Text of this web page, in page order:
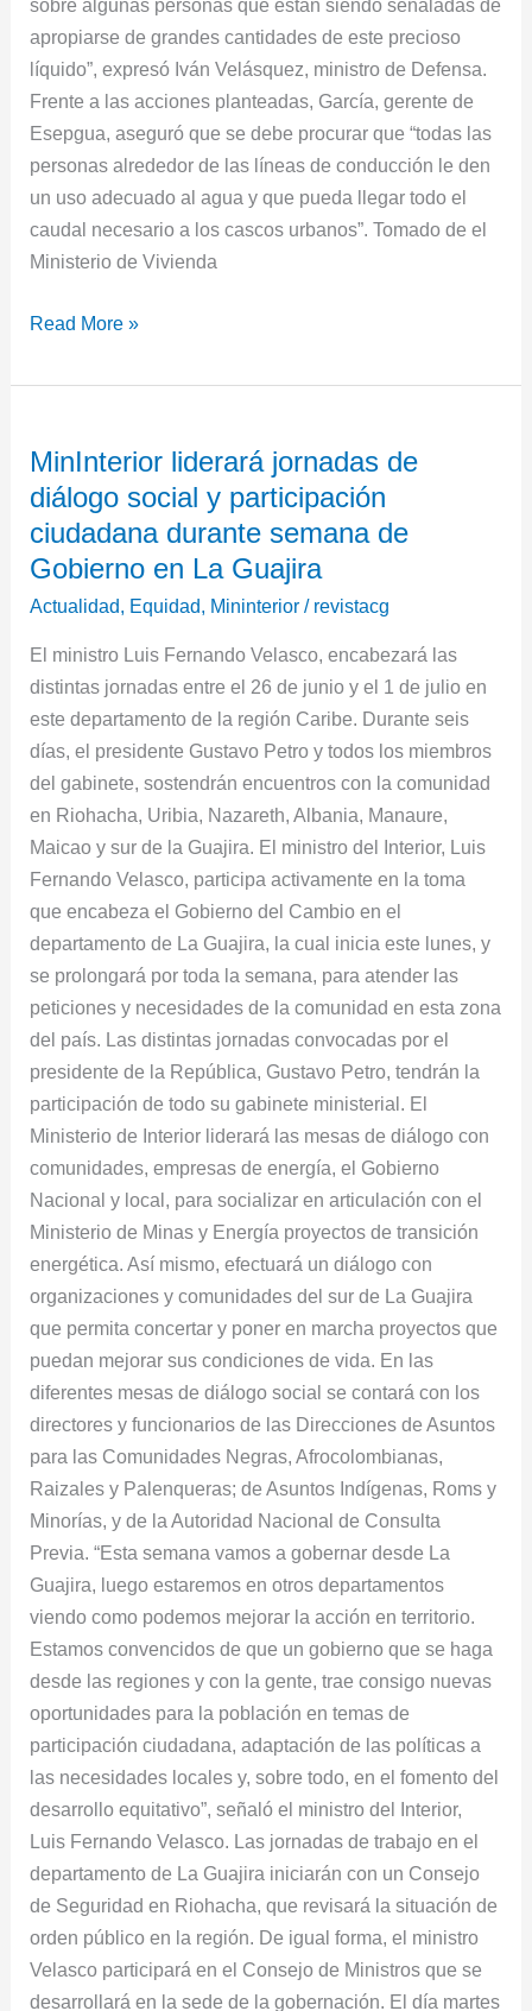
sobre algunas personas que están siendo señaladas de
apropiarse de grandes cantidades de este precioso
líquido”, expresó Iván Velásquez, ministro de Defensa.
Frente a las acciones planteadas, García, gerente de
Esepgua, aseguró que se debe procurar que “todas las
personas alrededor de las líneas de conducción le den
un uso adecuado al agua y que pueda llegar todo el
caudal necesario a los cascos urbanos”. Tomado de el
Ministerio de Vivienda
Read More »
MinInterior liderará jornadas de
diálogo social y participación
ciudadana durante semana de
Gobierno en La Guajira
Actualidad, Equidad, Mininterior / revistacg
El ministro Luis Fernando Velasco, encabezará las
distintas jornadas entre el 26 de junio y el 1 de julio en
este departamento de la región Caribe. Durante seis
días, el presidente Gustavo Petro y todos los miembros
del gabinete, sostendrán encuentros con la comunidad
en Riohacha, Uribia, Nazareth, Albania, Manaure,
Maicao y sur de la Guajira. El ministro del Interior, Luis
Fernando Velasco, participa activamente en la toma
que encabeza el Gobierno del Cambio en el
departamento de La Guajira, la cual inicia este lunes, y
se prolongará por toda la semana, para atender las
peticiones y necesidades de la comunidad en esta zona
del país. Las distintas jornadas convocadas por el
presidente de la República, Gustavo Petro, tendrán la
participación de todo su gabinete ministerial. El
Ministerio de Interior liderará las mesas de diálogo con
comunidades, empresas de energía, el Gobierno
Nacional y local, para socializar en articulación con el
Ministerio de Minas y Energía proyectos de transición
energética. Así mismo, efectuará un diálogo con
organizaciones y comunidades del sur de La Guajira
que permita concertar y poner en marcha proyectos que
puedan mejorar sus condiciones de vida. En las
diferentes mesas de diálogo social se contará con los
directores y funcionarios de las Direcciones de Asuntos
para las Comunidades Negras, Afrocolombianas,
Raizales y Palenqueras; de Asuntos Indígenas, Roms y
Minorías, y de la Autoridad Nacional de Consulta
Previa. “Esta semana vamos a gobernar desde La
Guajira, luego estaremos en otros departamentos
viendo como podemos mejorar la acción en territorio.
Estamos convencidos de que un gobierno que se haga
desde las regiones y con la gente, trae consigo nuevas
oportunidades para la población en temas de
participación ciudadana, adaptación de las políticas a
las necesidades locales y, sobre todo, en el fomento del
desarrollo equitativo”, señaló el ministro del Interior,
Luis Fernando Velasco. Las jornadas de trabajo en el
departamento de La Guajira iniciarán con un Consejo
de Seguridad en Riohacha, que revisará la situación de
orden público en la región. De igual forma, el ministro
Velasco participará en el Consejo de Ministros que se
desarrollará en la sede de la gobernación. El día martes
liderará
jornadas
de
diálogo
participación
ciudadana
durante
semana
de
Gobierno
en
La
Guajira